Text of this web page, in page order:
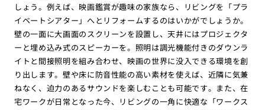
しょう。例えば、映画鑑賞が趣味の家族なら、リビングを「プラ
イベートシアター」へとリフォームするのはいかがでしょうか。
壁の一面に大画面のスクリーンを設置し、天井にはプロジェクタ
ーと埋め込み式のスピーカーを。照明は調光機能付きのダウンラ
イトと間接照明を組み合わせ、映画の世界に没入できる環境を創
り出します。壁や床に防音性能の高い素材を使えば、近隣に気兼
ねなく、迫力のあるサウンドを楽しむことも可能です。また、在
宅ワークが日常となった今、リビングの一角に快適な「ワークス